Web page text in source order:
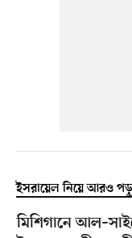
ইসরায়েল নিয়ে আরও
মিশিগানে